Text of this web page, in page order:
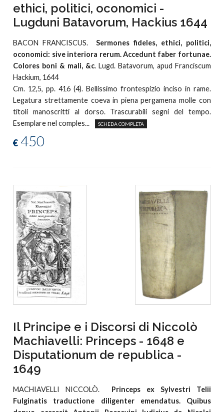
ethici, politici, oconomici -
Lugduni Batavorum, Hackius 1644
BACON FRANCISCUS.
Sermones fideles, ethici, politici,
oconomici: sive interiora rerum. Accedunt faber fortunae.
Colores boni & mali, &c. Lugd. Batavorum, apud Franciscum
Hackium, 1644
Cm. 12,5, pp. 416 (4). Bellissimo frontespizio inciso in rame.
Legatura strettamente coeva in piena pergamena molle con
titoli manoscritti al dorso. Trascurabili segni del tempo.
Esemplare nel comples...
SCHEDA COMPLETA
€ 450
Il Principe e i Discorsi di Niccolò
Machiavelli: Princeps - 1648 e
Disputationum de republica -
1649
MACHIAVELLI NICCOLÒ.
Princeps ex Sylvestri Telii
Fulginatis traductione diligenter emendatus. Quibus